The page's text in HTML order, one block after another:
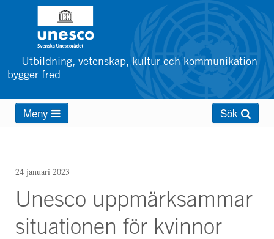
huvudinnehåll
— Utbildning, vetenskap, kultur och kommunikation
bygger fred
Main
menuMeny Sök
24 januari 2023
Unesco uppmärksammar
situationen för kvinnor